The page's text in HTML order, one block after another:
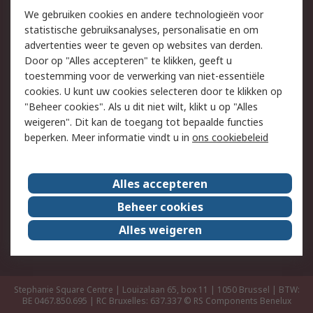
Track & Trace
Wettelijk
Cookiebeleid
Email veiligheid
Privacybeleid -
Bijgewerkt
Websitevoorwaarden
Algemene
verkoopvoorwaarden
Over RS
RS Group
Over ons
RS wereldwijd
Werken bij RS
ESG
Stephanie Square Centre | Louizalaan 65, box 11 | 1050 Brussel | BTW:
BE 0467.850.695 | RC Bruxelles: 637.337 © RS Components Benelux
We gebruiken cookies en andere technologieën voor
statistische gebruiksanalyses, personalisatie en om
advertenties weer te geven op websites van derden.
Door op "Alles accepteren" te klikken, geeft u
toestemming voor de verwerking van niet-essentiële
cookies. U kunt uw cookies selecteren door te klikken op
"Beheer cookies". Als u dit niet wilt, klikt u op "Alles
weigeren". Dit kan de toegang tot bepaalde functies
beperken. Meer informatie vindt u in ons cookiebeleid
Alles accepteren
Beheer cookies
Alles weigeren